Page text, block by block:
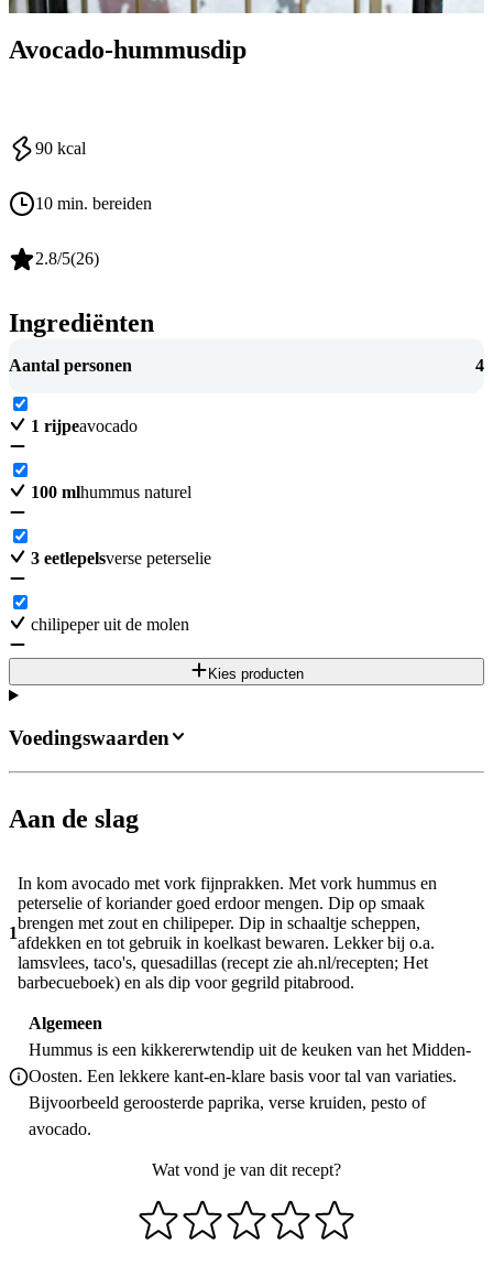
Avocado-hummusdip
90 kcal
10 min. bereiden
2.8/5(26)
Ingrediënten
Aantal personen 4
1 rijpeavocado
100 mlhummus naturel
3 eetlepelsverse peterselie
chilipeper uit de molen
Kies producten
Aan de slag
1
In kom avocado met vork fijnprakken. Met vork hummus en
peterselie of koriander goed erdoor mengen. Dip op smaak
brengen met zout en chilipeper. Dip in schaaltje scheppen,
afdekken en tot gebruik in koelkast bewaren. Lekker bij o.a.
lamsvlees, taco's, quesadillas (recept zie ah.nl/recepten; Het
barbecueboek) en als dip voor gegrild pitabrood.
Algemeen
Hummus is een kikkererwtendip uit de keuken van het Midden-
Oosten. Een lekkere kant-en-klare basis voor tal van variaties.
Bijvoorbeeld geroosterde paprika, verse kruiden, pesto of
avocado.
Wat vond je van dit recept?
Voedingswaarden